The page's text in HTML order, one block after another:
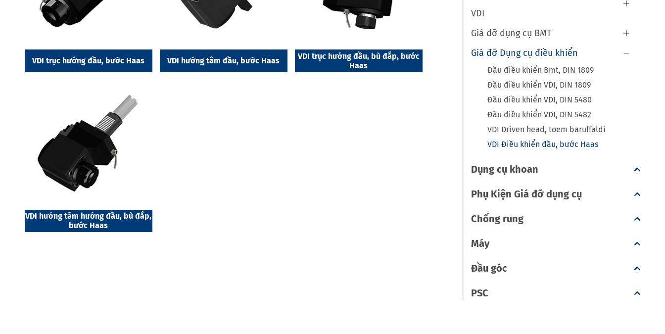
VDI trục hướng đầu, bước Haas VDI hướng tâm đầu, bước Haas
VDI trục hướng đầu, bù đắp, bước
Haas
VDI hướng tâm hướng đầu, bù đắp,
bước Haas
VDI

Giá đỡ dụng cụ BMT 
Giá đỡ Dụng cụ điều khiển 
Đầu điều khiển Bmt, DIN 1809
Đầu điều khiển VDI, DIN 1809
Đầu điều khiển VDI, DIN 5480
Đầu điều khiển VDI, DIN 5482
VDI Driven head, toem baruffaldi
VDI Điều khiển đầu, bước Haas
Dụng cụ khoan
Phụ Kiện Giá đỡ dụng cụ
Chống rung
Máy
Đầu góc
PSC